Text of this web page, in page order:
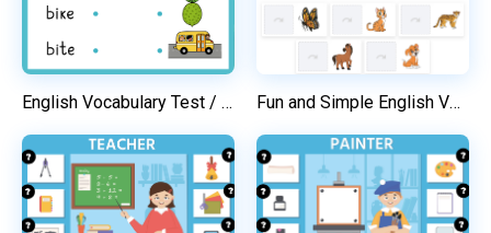
English Vocabulary Test / Matching Game Fun and Simple English Vocabulary Test